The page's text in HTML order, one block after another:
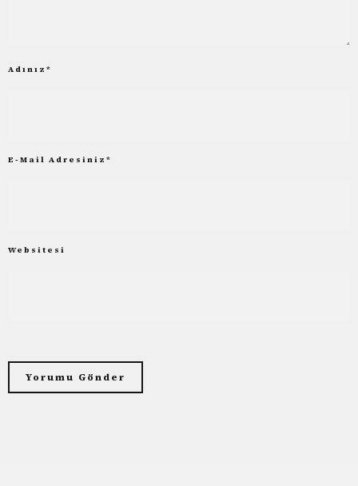
Adınız *
E-Mail Adresiniz *
Websitesi